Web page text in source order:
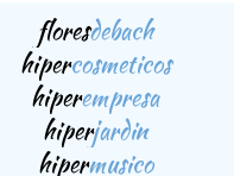
floresdebach
hipercosmeticos
hiperempresa
hiperjardin
hipermusico